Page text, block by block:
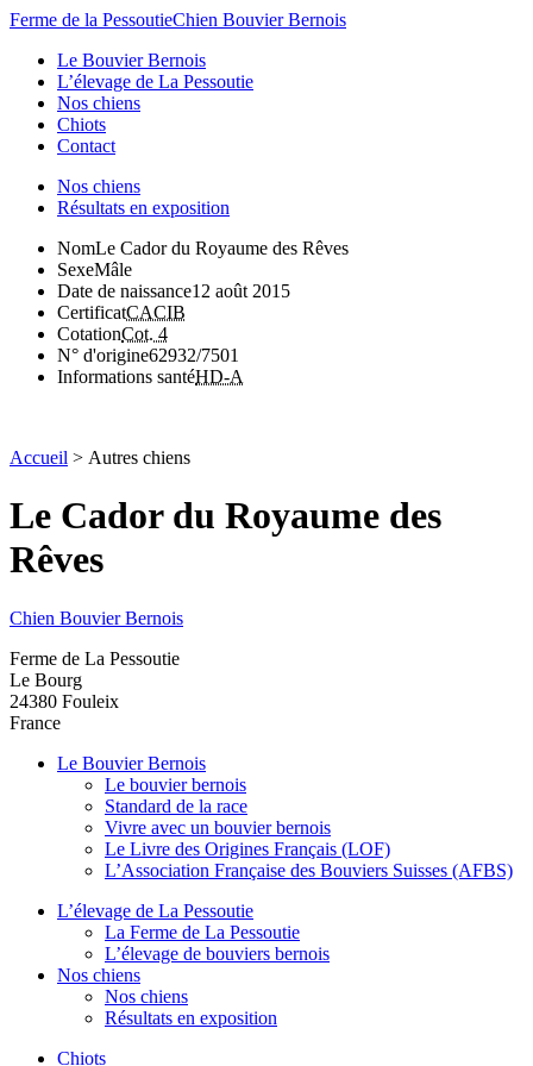
Ferme de la PessoutieChien Bouvier Bernois
Le Bouvier Bernois
L’élevage de La Pessoutie
Nos chiens
Chiots
Contact
Nos chiens
Résultats en exposition
NomLe Cador du Royaume des Rêves
SexeMâle
Date de naissance12 août 2015
CertificatCACIB
CotationCot. 4
N° d'origine62932/7501
Informations santéHD-A
Accueil > Autres chiens
Le Cador du Royaume des
Rêves
Chien Bouvier Bernois
Ferme de La Pessoutie
Le Bourg
24380 Fouleix
France
Le Bouvier Bernois
Le bouvier bernois
Standard de la race
Vivre avec un bouvier bernois
Le Livre des Origines Français (LOF)
L’Association Française des Bouviers Suisses (AFBS)
L’élevage de La Pessoutie
La Ferme de La Pessoutie
L’élevage de bouviers bernois
Nos chiens
Nos chiens
Résultats en exposition
Chiots